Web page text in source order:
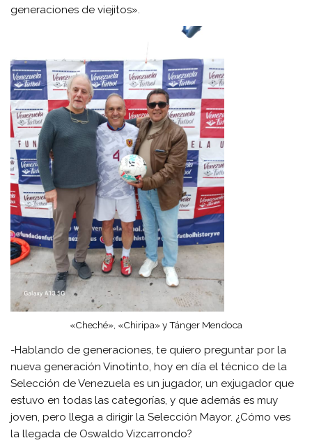
generaciones de viejitos».
«Cheché», «Chiripa» y Tánger Mendoca
-Hablando de generaciones, te quiero preguntar por la
nueva generación Vinotinto, hoy en día el técnico de la
Selección de Venezuela es un jugador, un exjugador que
estuvo en todas las categorías, y que además es muy
joven, pero llega a dirigir la Selección Mayor. ¿Cómo ves
la llegada de Oswaldo Vizcarrondo?